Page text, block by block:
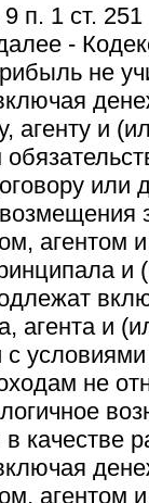
п. 1 ст.
-
не
агенту и
или
агентом
и
агента и
с
не
качестве
агентом